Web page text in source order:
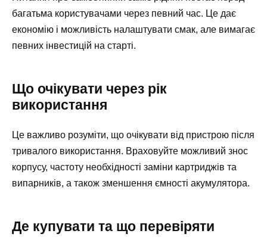
багатьма користувачами через певний час. Це дає
економію і можливість налаштувати смак, але вимагає
певних інвестицій на старті.
Що очікувати через рік
використання
Це важливо розуміти, що очікувати від пристрою після
тривалого використання. Враховуйте можливий знос
корпусу, частоту необхідності заміни картриджів та
випарників, а також зменшення ємності акумулятора.
Де купувати та що перевіряти